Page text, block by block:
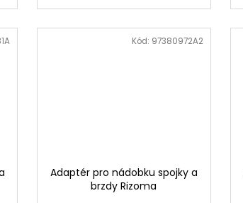
Adaptér pro nádobku spojky a
brzdy Rizoma
Kód: 97380972A2